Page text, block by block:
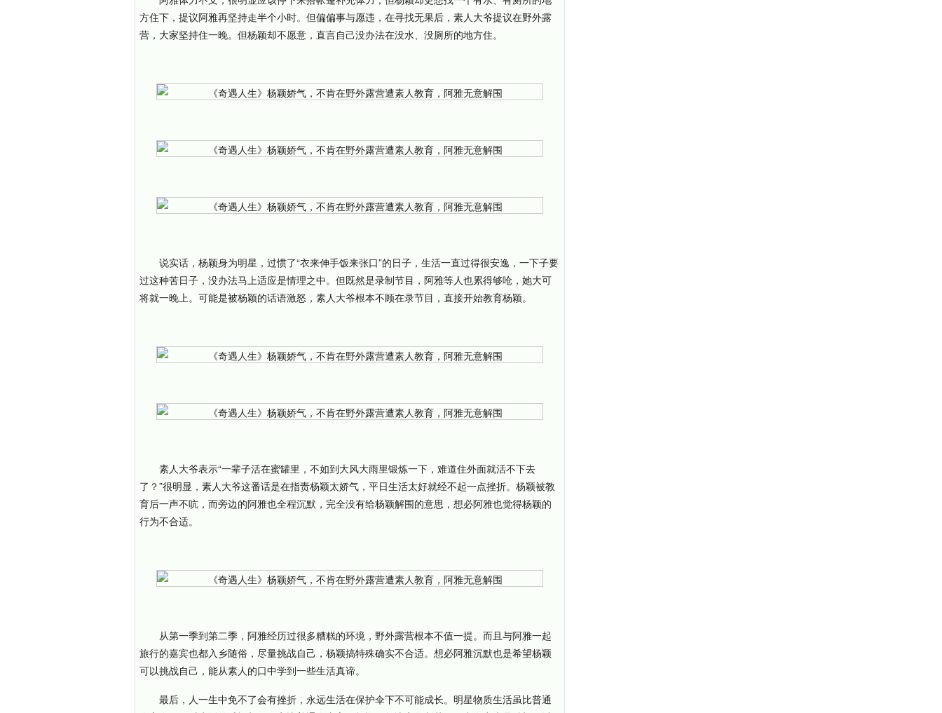
方住下，提议阿雅再坚持走半个小时。但偏偏事与愿违，在寻找无果后，素人大爷提议在野外露
营，大家坚持住一晚。但杨颖却不愿意，直言自己没办法在没水、没厕所的地方住。
说实话，杨颖身为明星，过惯了“衣来伸手饭来张口”的日子，生活一直过得很安逸，一下子要
过这种苦日子，没办法马上适应是情理之中。但既然是录制节目，阿雅等人也累得够呛，她大可
将就一晚上。可能是被杨颖的话语激怒，素人大爷根本不顾在录节目，直接开始教育杨颖。
素人大爷表示“一辈子活在蜜罐里，不如到大风大雨里锻炼一下，难道住外面就活不下去
了？”很明显，素人大爷这番话是在指责杨颖太娇气，平日生活太好就经不起一点挫折。杨颖被教
育后一声不吭，而旁边的阿雅也全程沉默，完全没有给杨颖解围的意思，想必阿雅也觉得杨颖的
行为不合适。
从第一季到第二季，阿雅经历过很多糟糕的环境，野外露营根本不值一提。而且与阿雅一起
旅行的嘉宾也都入乡随俗，尽量挑战自己，杨颖搞特殊确实不合适。想必阿雅沉默也是希望杨颖
可以挑战自己，能从素人的口中学到一些生活真谛。
最后，人一生中免不了会有挫折，永远生活在保护伞下不可能成长。明星物质生活虽比普通